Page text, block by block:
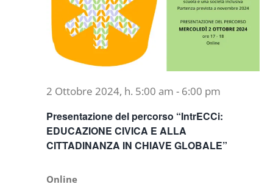
In rete con
Notizie
Presentazione del percorso “IntrECCi:
EDUCAZIONE CIVICA E ALLA
CITTADINANZA IN CHIAVE GLOBALE”
2 Ottobre 2024, h. 5:00 am - 6:00 pm
Online